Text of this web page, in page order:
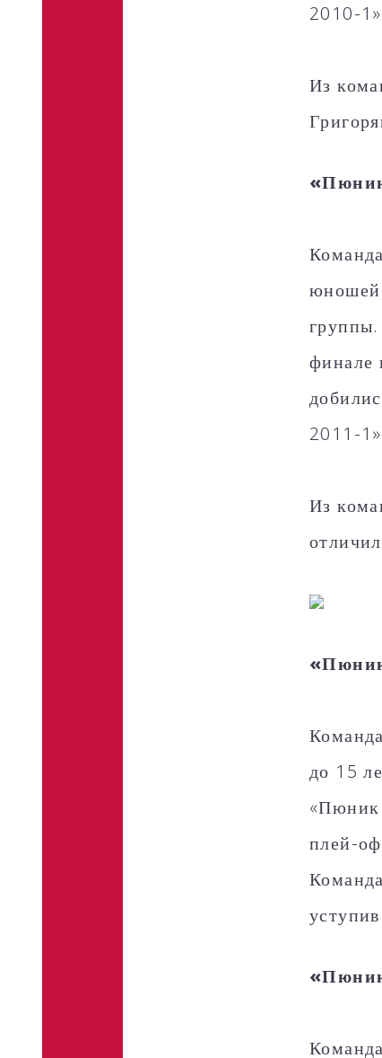
2010-
Из
юношей
финале
2011-
Из
до 15
«Пюник
плей-